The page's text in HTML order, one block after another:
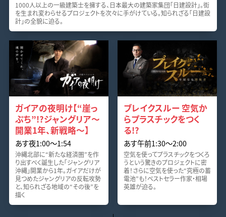
1000人以上の一級建築士を擁する、日本最大の建築家集団「日建設計」。街
を生まれ変わらせるプロジェクトを次々に手がけている。知られざる「日建設
計」の全貌に迫る。
ガイアの夜明け【“崖っ
ぷち”!?ジャングリア～
開業1年、新戦略～】
あす夜1:00～1:54
沖縄北部に“新たな経済圏”を作
り出すべく誕生した「ジャングリア
沖縄」開業から1年。ガイアだけが
見つめたジャングリアの反転攻勢
と、知られざる地域の“その後”を
描く
ブレイクスルー 空気か
らプラスチックをつく
る!?
あす午前1:30～2:00
空気を使ってプラスチックをつくろ
うという驚きのプロジェクトに密
着！さらに空気を使った“究極の蓄
電池”も！ベストセラー作家・相場
英雄が迫る。